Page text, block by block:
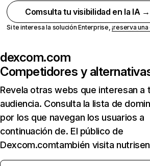
Comsulta tu visibilidad en la IA →
Si te interesa la solución Enterprise,¡reserva
dexcom.com
Competidores y
Revela otras webs que interesan a
audiencia. Consulta la lista de
por los que navegan los usuarios a
continuación de. El público de
Dexcom.comtambién visita